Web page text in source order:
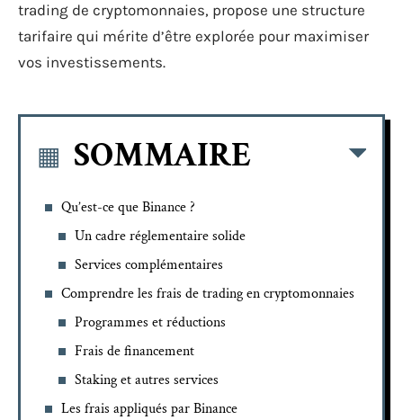
trading de cryptomonnaies, propose une structure
tarifaire qui mérite d’être explorée pour maximiser
vos investissements.
SOMMAIRE
Qu’est-ce que Binance ?
Un cadre réglementaire solide
Services complémentaires
Comprendre les frais de trading en cryptomonnaies
Programmes et réductions
Frais de financement
Staking et autres services
Les frais appliqués par Binance